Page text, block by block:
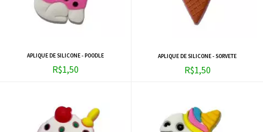
APLIQUE DE SILICONE - POODLE
R$1,50
APLIQUE DE SILICONE - SORVETE
R$1,50